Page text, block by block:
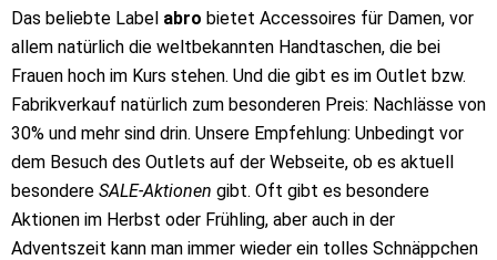
Das beliebte Label abro bietet Accessoires für Damen, vor
allem natürlich die weltbekannten Handtaschen, die bei
Frauen hoch im Kurs stehen. Und die gibt es im Outlet bzw.
Fabrikverkauf natürlich zum besonderen Preis: Nachlässe von
30% und mehr sind drin. Unsere Empfehlung: Unbedingt vor
dem Besuch des Outlets auf der Webseite, ob es aktuell
besondere SALE-Aktionen gibt. Oft gibt es besondere
Aktionen im Herbst oder Frühling, aber auch in der
Adventszeit kann man immer wieder ein tolles Schnäppchen